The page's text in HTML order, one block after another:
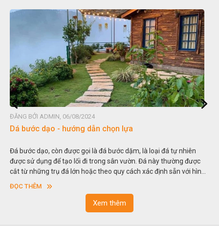
ĐĂNG BỞI ADMIN, 06/08/2024
Đá non bộ - cách lựa chọn non bộ đẹp
Hòn non bộ được biết đến là một nghệ thuật xây dựng, sắp đặt,
thu nhỏ, đưa mô hình những ngọn núi to lớn ngoài tự nhiên vào
trong các vườn cảnh. Hay nói một cách khác, người ta gọi là “giả
sơn”. Nghệ thuật hòn non bộ nhằm phục vụ cho mục đích thưởng
ngoạn và phong thủy trong cuộc sống.
ĐỌC THÊM
Xem thêm